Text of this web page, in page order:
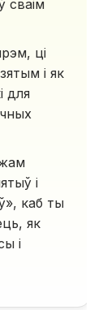
сваім
ці
і як
для
і
каб ты
як
і